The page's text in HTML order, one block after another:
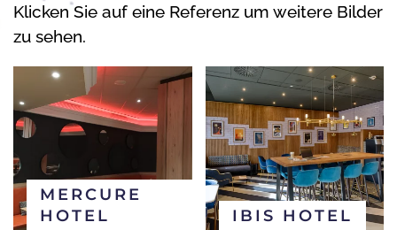
Klicken Sie auf eine Referenz um weitere Bilder
zu sehen.
MERCURE
HOTEL
IBIS HOTEL